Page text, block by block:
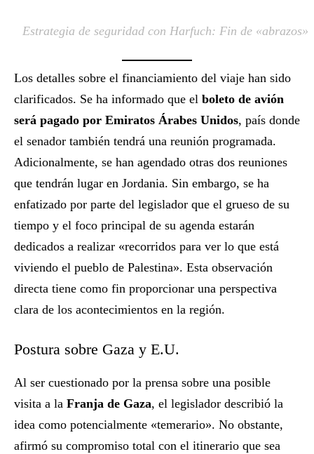
Estrategia de seguridad con Harfuch: Fin de «abrazos»
Los detalles sobre el financiamiento del viaje han sido
clarificados. Se ha informado que el boleto de avión
será pagado por Emiratos Árabes Unidos, país donde
el senador también tendrá una reunión programada.
Adicionalmente, se han agendado otras dos reuniones
que tendrán lugar en Jordania. Sin embargo, se ha
enfatizado por parte del legislador que el grueso de su
tiempo y el foco principal de su agenda estarán
dedicados a realizar «recorridos para ver lo que está
viviendo el pueblo de Palestina». Esta observación
directa tiene como fin proporcionar una perspectiva
clara de los acontecimientos en la región.
Postura sobre Gaza y E.U.
Al ser cuestionado por la prensa sobre una posible
visita a la Franja de Gaza, el legislador describió la
idea como potencialmente «temerario». No obstante,
afirmó su compromiso total con el itinerario que sea